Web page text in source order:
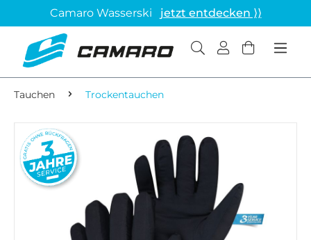
Camaro Wasserski jetzt entdecken ⟩⟩
Tauchen Trockentauchen